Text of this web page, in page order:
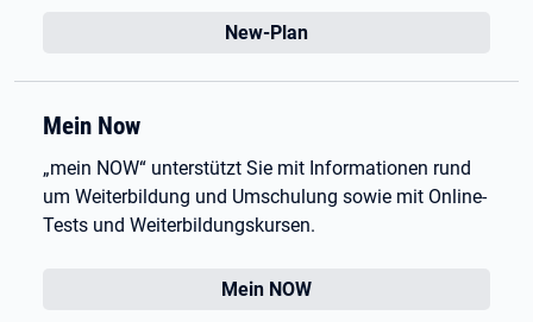
New-Plan
Mein Now
„mein NOW“ unterstützt Sie mit Informationen rund
um Weiterbildung und Umschulung sowie mit Online-
Tests und Weiterbildungskursen.
Mein NOW